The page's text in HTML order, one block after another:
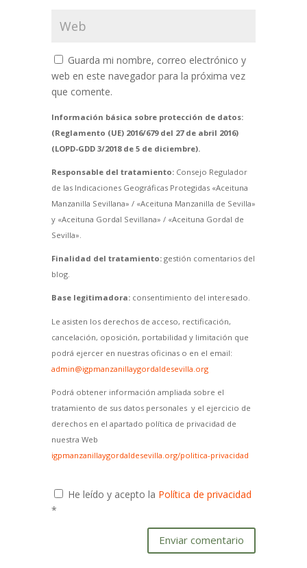
Guarda mi nombre, correo electrónico y
web en este navegador para la próxima vez
que comente.
Información básica sobre protección de datos:
(Reglamento (UE) 2016/679 del 27 de abril 2016)
(LOPD-GDD 3/2018 de 5 de diciembre).
Responsable del tratamiento:Consejo Regulador
de las Indicaciones Geográficas Protegidas «Aceituna
Manzanilla Sevillana» / «Aceituna Manzanilla de Sevilla»
y «Aceituna Gordal Sevillana» / «Aceituna Gordal de
Sevilla».
Finalidad del tratamiento:gestión comentarios del
blog.
Base legitimadora:consentimiento del interesado.
Le asisten los derechos de acceso, rectificación,
cancelación, oposición, portabilidad y limitación que
podrá ejercer en nuestras oficinas o en el email:
admin@igpmanzanillaygordaldesevilla.org
Podrá obtener información ampliada sobre el
tratamiento de sus datos personales y el ejercicio de
derechos en el apartado política de privacidad de
nuestra Web
igpmanzanillaygordaldesevilla.org/politica-privacidad
He leído y acepto la Política de privacidad
*
Enviar comentario